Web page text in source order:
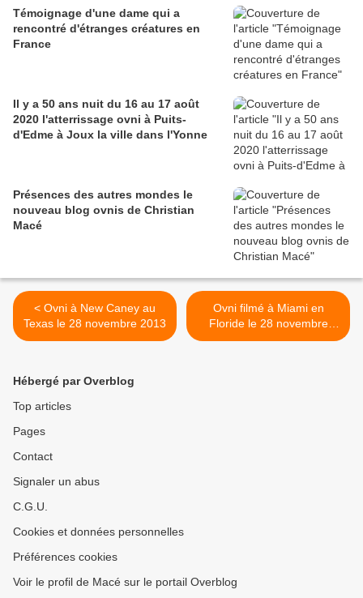
Témoignage d'une dame qui a
rencontré d'étranges créatures en
France
Il y a 50 ans nuit du 16 au 17 août
2020 l'atterrissage ovni à Puits-
d'Edme à Joux la ville dans l'Yonne
Présences des autres mondes le
nouveau blog ovnis de Christian
Macé
< Ovni à New Caney au
Texas le 28 novembre 2013
Ovni filmé à Miami en
Floride le 28 novembre
2013 >
Hébergé par Overblog
Top articles
Pages
Contact
Signaler un abus
C.G.U.
Cookies et données personnelles
Préférences cookies
Voir le profil de Macé sur le portail Overblog